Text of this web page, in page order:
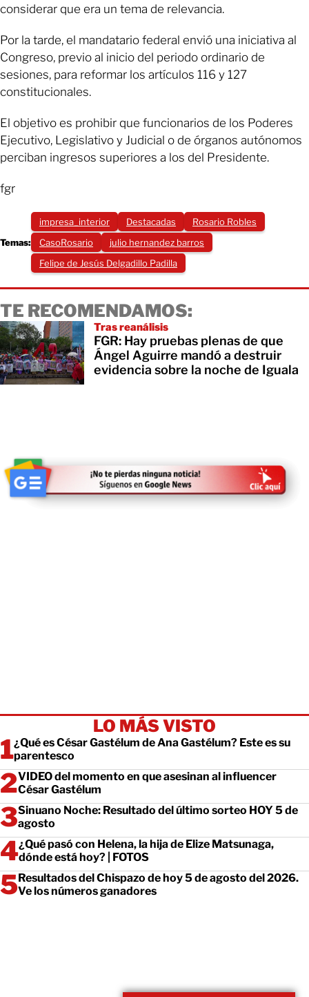
considerar que era un tema de relevancia.
Por la tarde, el mandatario federal envió una iniciativa al
Congreso, previo al inicio del periodo ordinario de
sesiones, para reformar los artículos 116 y 127
constitucionales.
El objetivo es prohibir que funcionarios de los Poderes
Ejecutivo, Legislativo y Judicial o de órganos autónomos
perciban ingresos superiores a los del Presidente.
fgr
Temas:
impresa_interior Destacadas
Rosario Robles
CasoRosario
julio hernandez barros
Felipe de Jesús Delgadillo Padilla
TE RECOMENDAMOS:
Tras reanálisis
FGR: Hay pruebas plenas de que
Ángel Aguirre mandó a destruir
evidencia sobre la noche de Iguala
LO MÁS VISTO
¿Qué es César Gastélum de Ana Gastélum? Este es su
parentesco
VIDEO del momento en que asesinan al influencer
César Gastélum
Sinuano Noche: Resultado del último sorteo HOY 5 de
agosto
¿Qué pasó con Helena, la hija de Elize Matsunaga,
dónde está hoy? | FOTOS
Resultados del Chispazo de hoy 5 de agosto del 2026.
Ve los números ganadores